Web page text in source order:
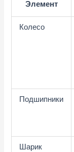
Элемент
Колесо
Подшипники
Шарик